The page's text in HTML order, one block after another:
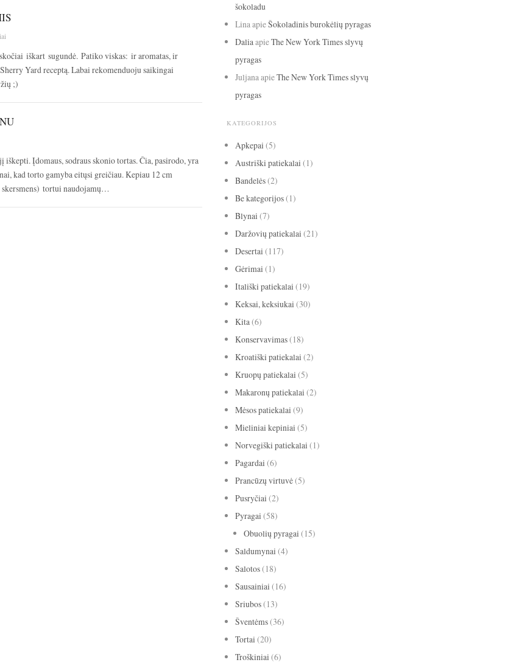
iškart sugundė. Patiko viskas: ir aromatas, ir
Yard receptą. Labai rekomenduoju saikingai
;)
Įdomaus, sodraus skonio tortas. Čia, pasirodo, yra
kad torto gamyba eitųsi greičiau. Kepiau 12 cm
tortui naudojamų…
šokoladu
LinaapieŠokoladinis burokėlių pyragas
DaliaapieThe New York Times slyvų
pyragas
JuljanaapieThe New York Times slyvų
pyragas
KATEGORIJOS
Apkepai (5)
Austriški patiekalai (1)
Bandelės(2)
Be kategorijos(1)
Blynai (7)
Daržovių patiekalai (21)
Desertai (117)
Gėrimai (1)
Itališki patiekalai (19)
Keksai, keksiukai (30)
Kita(6)
Konservavimas(18)
Kroatiški patiekalai (2)
Kruopų patiekalai (5)
Makaronų patiekalai (2)
Mėsos patiekalai (9)
Mieliniai kepiniai (5)
Norvegiški patiekalai (1)
Pagardai (6)
Prancūzų virtuvė(5)
Pusryčiai (2)
Pyragai (58)
Obuolių pyragai (15)
Saldumynai (4)
Salotos(18)
Sausainiai (16)
Sriubos(13)
Šventėms(36)
Tortai (20)
Troškiniai (6)